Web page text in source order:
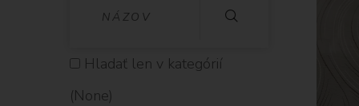
H
L
Hladať len v kategórií
(None)